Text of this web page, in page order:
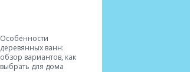
Особенности
деревянных ванн:
обзор вариантов, как
выбрать для дома